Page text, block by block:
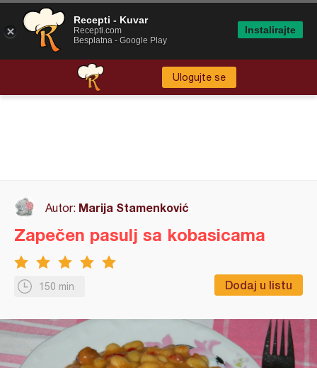
Ulogujte se
Autor: Marija Stamenković
150 min Dodaj u listu
Zapečen pasulj sa kobasicama
Recepti - Kuvar
Recepti.com
Besplatna - Google Play
Instalirajte